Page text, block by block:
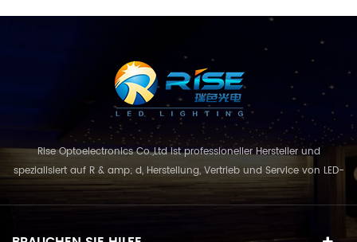
Rise Optoelectronics Co.,Ltd ist professioneller Hersteller und
spezialisiert auf R & amp; d, Herstellung, Vertrieb und Service von LED-
Beleuchtungsprodukte, mit einer breiten Auswahl an
Beleuchtungseinheiten für Wohn-, Gewerbe-, und